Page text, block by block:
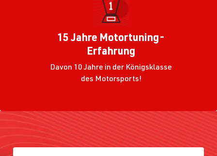
15 Jahre Motortuning-
Erfahrung
Davon 10 Jahre in der Königsklasse
des Motorsports!